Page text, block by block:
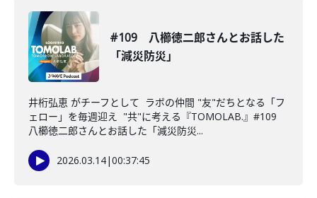
#109 八櫛徳二郎さんとお話した
「減災防災」
井桁弘恵 がチーフとして ラボの仲間 "友"だちとなる「フ
ェロー」を毎週迎え "共"に考える『TOMOLAB.』#109
八櫛徳二郎さんとお話した「減災防災...
2026.03.14|00:37:45